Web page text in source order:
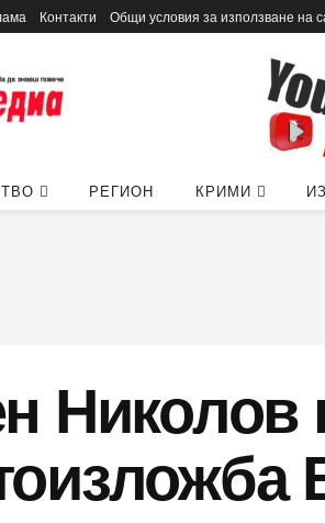
Контакти Общи условия за използване на
РЕГИОН КРИМИ
Николов